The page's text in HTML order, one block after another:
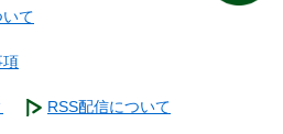
て
項
RSS配信について